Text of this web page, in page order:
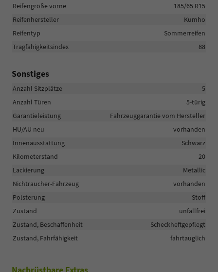
Reifengröße vorne
185/65 R15
Reifenhersteller
Kumho
Reifentyp
Sommerreifen
Tragfähigkeitsindex
88
Sonstiges
Anzahl Sitzplätze
5
Anzahl Türen
5-türig
Garantieleistung
Fahrzeuggarantie vom Hersteller
HU/AU neu
vorhanden
Innenausstattung
Schwarz
Kilometerstand
20
Lackierung
Metallic
Nichtraucher-Fahrzeug
vorhanden
Polsterung
Stoff
Zustand
unfallfrei
Zustand, Beschaffenheit
Scheckheftgepflegt
Zustand, Fahrfähigkeit
fahrtauglich
Nachrüstbare Extras